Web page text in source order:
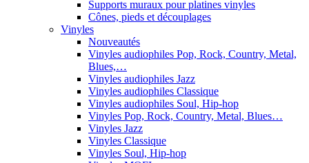
Supports muraux pour platines vinyles
Cônes, pieds et découplages
Vinyles
Nouveautés
Vinyles audiophiles Pop, Rock, Country, Metal,
Blues,…
Vinyles audiophiles Jazz
Vinyles audiophiles Classique
Vinyles audiophiles Soul, Hip-hop
Vinyles Pop, Rock, Country, Metal, Blues…
Vinyles Jazz
Vinyles Classique
Vinyles Soul, Hip-hop